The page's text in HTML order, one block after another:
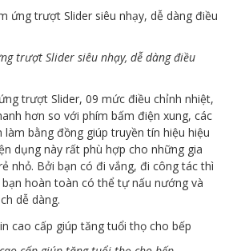
trượt Slider siêu nhạy, dễ dàng điều
trượt Slider, 09 mức điều chỉnh nhiệt,
hơn so với phím bấm điện xung, các
bằng đồng giúp truyền tín hiệu hiệu
dụng này rất phù hợp cho những gia
nhỏ. Bởi bạn có đi vắng, đi công tác thì
hoàn toàn có thể tự nấu nướng và
dễ dàng.